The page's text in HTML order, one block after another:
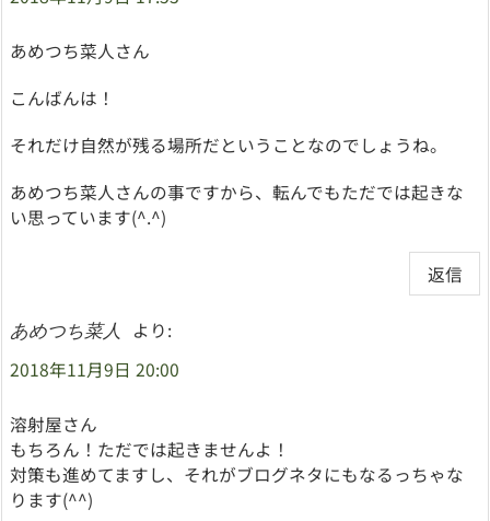
あめつち菜人さん
こんばんは！
それだけ自然が残る場所だということなのでしょうね。
あめつち菜人さんの事ですから、転んでもただでは起きな
い思っています(^.^)
返信
あめつち菜人
より:
2018年11月9日 20:00
溶射屋さん
もちろん！ただでは起きませんよ！
対策も進めてますし、それがブログネタにもなるっちゃな
ります(^^)